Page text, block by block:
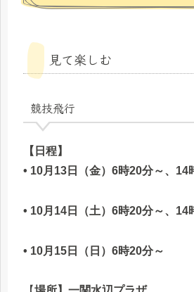
見て楽しむ
競技飛行
【日程】
• 10月13日（金）6時20分～、14
• 10月14日（土）6時20分～、14
• 10月15日（日）6時20分～